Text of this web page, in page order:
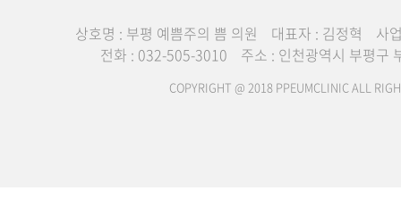
상호명 : 부평 예쁨주의 쁨 의원 대표자 : 김정혁
사
전화 : 032-505-3010
주소 : 인천광역시 부평구
COPYRIGHT @ 2018 PPEUMCLINIC ALL